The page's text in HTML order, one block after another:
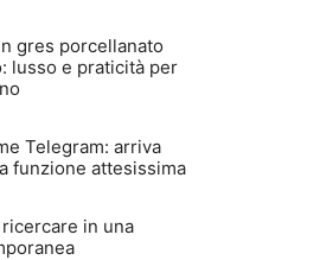
gres porcellanato
lusso e praticità per
Telegram: arriva
funzione attesissima
in una